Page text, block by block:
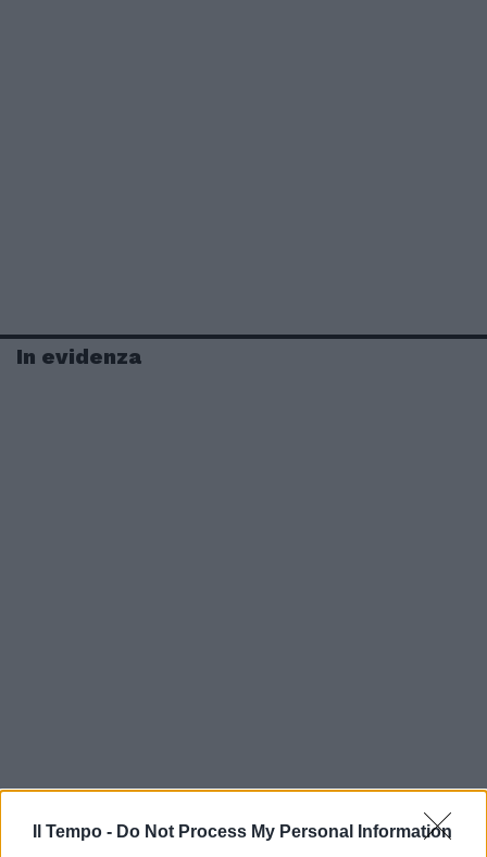
Il Tempo - Do Not Process My Personal Information
In evidenza